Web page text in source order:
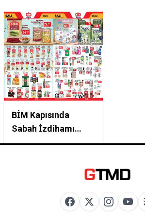
BİM Kapısında
Sabah İzdihamı
Olacak! 27 Ocak Salı
Sızdı: 5 Litre Efsane
Kağıdı Fiyatı Değişti